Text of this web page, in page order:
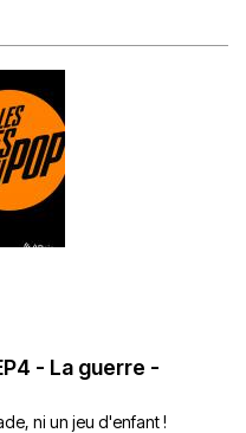
- La guerre -
ni un jeu d'enfant !